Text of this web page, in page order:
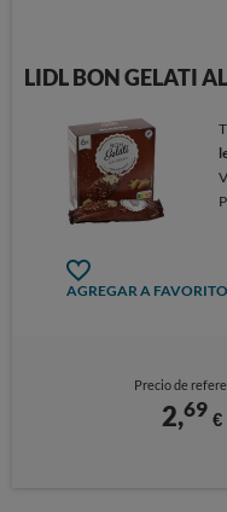
LIDL BON GELATI
AGREGAR A
Precio de
2,69 €